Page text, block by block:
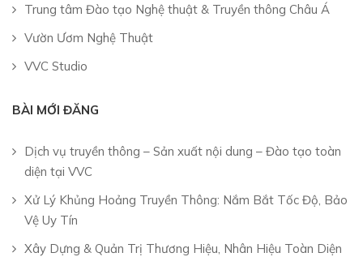
Trung tâm Đào tạo Nghệ thuật & Truyền thông Châu Á
Vườn Ươm Nghệ Thuật
VVC Studio
BÀI MỚI ĐĂNG
Dịch vụ truyền thông – Sản xuất nội dung – Đào tạo toàn
diện tại VVC
Xử Lý Khủng Hoảng Truyền Thông: Nắm Bắt Tốc Độ, Bảo
Vệ Uy Tín
Xây Dựng & Quản Trị Thương Hiệu, Nhân Hiệu Toàn Diện